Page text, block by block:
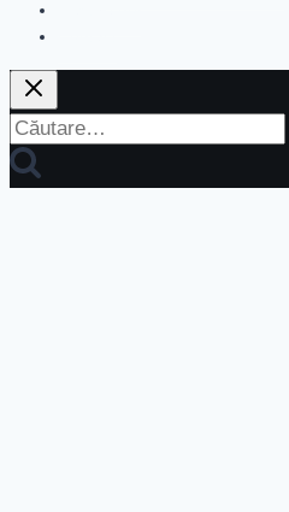
Caută
după: